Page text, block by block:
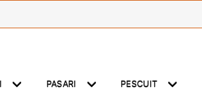
PASARI PESCUIT